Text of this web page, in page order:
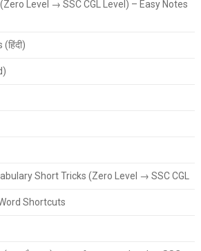
Level → SSC CGL Level) – Easy Notes
Short Tricks (Zero Level → SSC CGL
Shortcuts